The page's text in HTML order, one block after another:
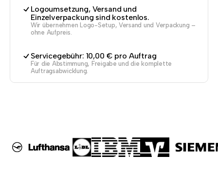
Logoumsetzung, Versand und
Einzelverpackung sind kostenlos.
Wir übernehmen Logo-Setup, Versand und Verpackung –
ohne Aufpreis.
Servicegebühr: 10,00 € pro Auftrag
Für die Abstimmung, Freigabe und die komplette
Auftragsabwicklung.